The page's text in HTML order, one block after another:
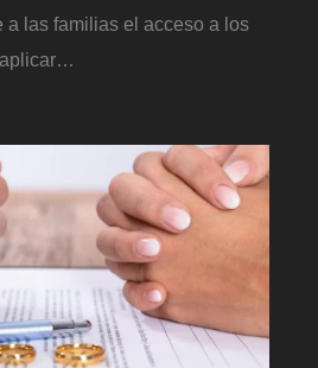
a las familias el acceso a los